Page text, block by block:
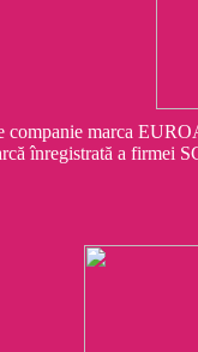
marca
înregistrată a